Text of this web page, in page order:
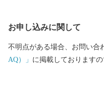
お申し込みに関して
不明点がある場合、お問い合
AQ）」 に掲載しておりますの